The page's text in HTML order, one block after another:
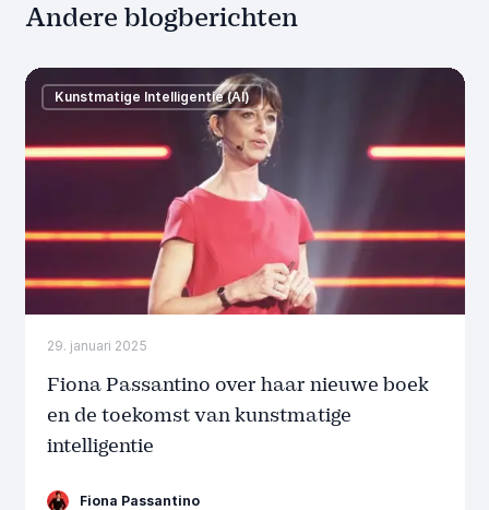
Andere blogberichten
29. januari 2025
Fiona Passantino over haar nieuwe boek
en de toekomst van kunstmatige
intelligentie
Kunstmatige Intelligentie (AI)
Fiona Passantino